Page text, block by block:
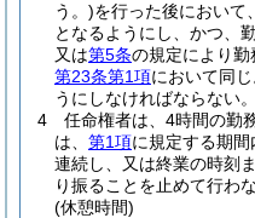
う。)を行った後において
となるようにし、かつ、
又は第5条の規定により勤
第23条第1項において同
うにしなければならない。
4
任命権者は、4時間の勤
は、 第1項に規定する期
連続し、又は終業の時刻
り振ることを止めて行わ
(休憩時間)